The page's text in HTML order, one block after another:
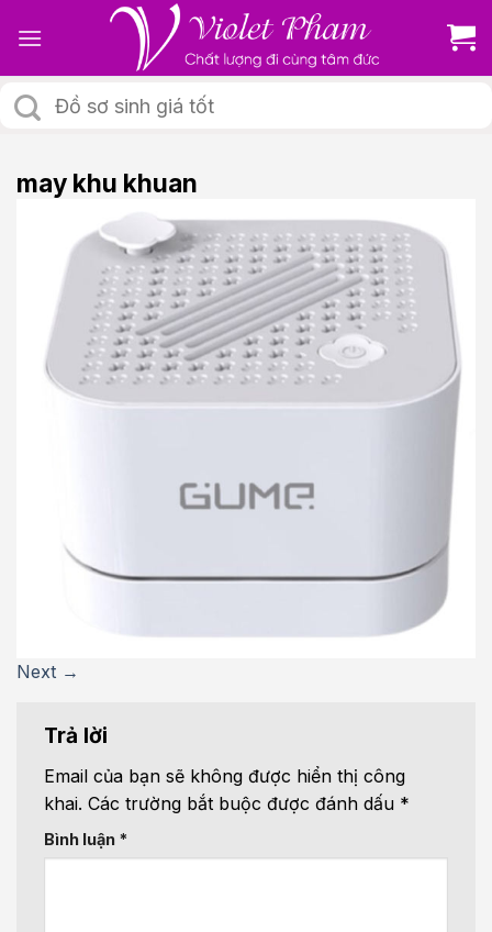
Tìm
kiếm:
may khu khuan
Next →
Trả lời
Email của bạn sẽ không được hiển thị công
khai. Các trường bắt buộc được đánh dấu *
Bình luận *